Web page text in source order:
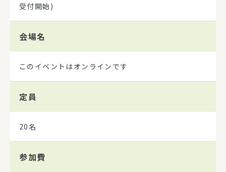
受付開始)
会場名
このイベントはオンラインです
定員
20名
参加費